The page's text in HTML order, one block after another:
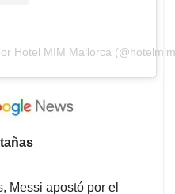
Hotel MIM Mallorca
Messi apostó por el